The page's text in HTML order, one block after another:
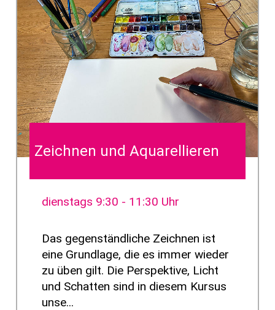
Zeichnen und Aquarellieren
dienstags 9:30 - 11:30 Uhr
Das gegenständliche Zeichnen ist
eine Grundlage, die es immer wieder
zu üben gilt. Die Perspektive, Licht
und Schatten sind in diesem Kursus
unse...